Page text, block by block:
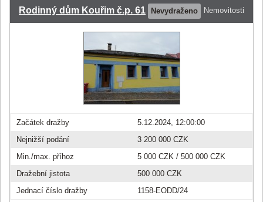
Nemovitosti
Rodinný dům Kouřim č.p. 61 Nevydraženo
Začátek dražby
5.12.2024, 12:00:00
Nejnižší podání
3 200 000 CZK
Min./max. příhoz
5 000 CZK / 500 000 CZK
Dražební jistota
500 000 CZK
Jednací číslo dražby
1158-EODD/24